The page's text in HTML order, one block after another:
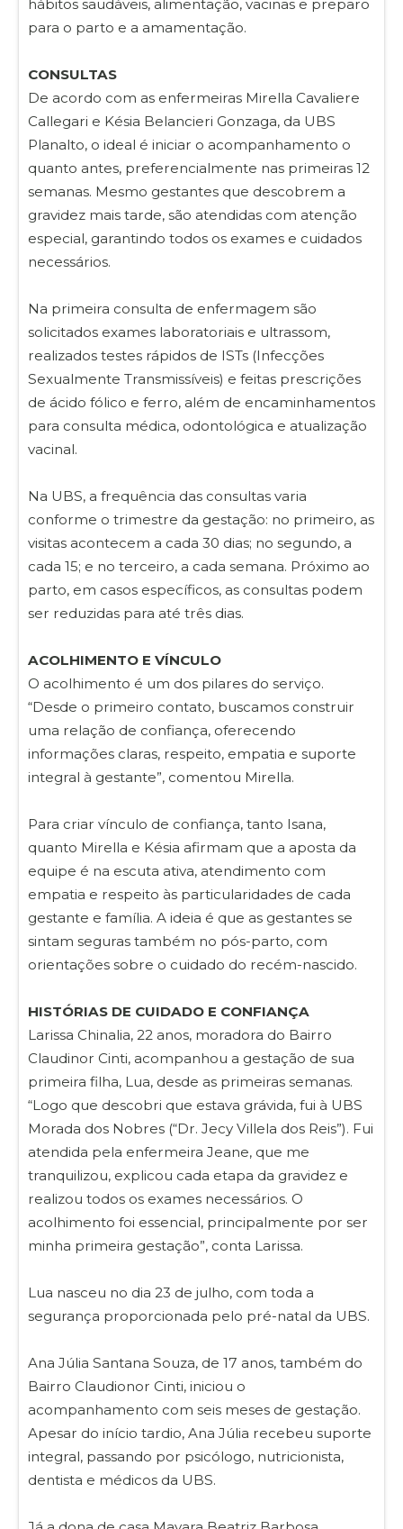
hábitos saudáveis, alimentação, vacinas e preparo
para o parto e a amamentação.
CONSULTAS
De acordo com as enfermeiras Mirella Cavaliere
Callegari e Késia Belancieri Gonzaga, da UBS
Planalto, o ideal é iniciar o acompanhamento o
quanto antes, preferencialmente nas primeiras 12
semanas. Mesmo gestantes que descobrem a
gravidez mais tarde, são atendidas com atenção
especial, garantindo todos os exames e cuidados
necessários.
Na primeira consulta de enfermagem são
solicitados exames laboratoriais e ultrassom,
realizados testes rápidos de ISTs (Infecções
Sexualmente Transmissíveis) e feitas prescrições
de ácido fólico e ferro, além de encaminhamentos
para consulta médica, odontológica e atualização
vacinal.
Na UBS, a frequência das consultas varia
conforme o trimestre da gestação: no primeiro, as
visitas acontecem a cada 30 dias; no segundo, a
cada 15; e no terceiro, a cada semana. Próximo ao
parto, em casos específicos, as consultas podem
ser reduzidas para até três dias.
ACOLHIMENTO E VÍNCULO
O acolhimento é um dos pilares do serviço.
“Desde o primeiro contato, buscamos construir
uma relação de confiança, oferecendo
informações claras, respeito, empatia e suporte
integral à gestante”, comentou Mirella.
Para criar vínculo de confiança, tanto Isana,
quanto Mirella e Késia afirmam que a aposta da
equipe é na escuta ativa, atendimento com
empatia e respeito às particularidades de cada
gestante e família. A ideia é que as gestantes se
sintam seguras também no pós-parto, com
orientações sobre o cuidado do recém-nascido.
HISTÓRIAS DE CUIDADO E CONFIANÇA
Larissa Chinalia, 22 anos, moradora do Bairro
Claudinor Cinti, acompanhou a gestação de sua
primeira filha, Lua, desde as primeiras semanas.
“Logo que descobri que estava grávida, fui à UBS
Morada dos Nobres (“Dr. Jecy Villela dos Reis”). Fui
atendida pela enfermeira Jeane, que me
tranquilizou, explicou cada etapa da gravidez e
realizou todos os exames necessários. O
acolhimento foi essencial, principalmente por ser
minha primeira gestação”, conta Larissa.
Lua nasceu no dia 23 de julho, com toda a
segurança proporcionada pelo pré-natal da UBS.
Ana Júlia Santana Souza, de 17 anos, também do
Bairro Claudionor Cinti, iniciou o
acompanhamento com seis meses de gestação.
Apesar do início tardio, Ana Júlia recebeu suporte
integral, passando por psicólogo, nutricionista,
dentista e médicos da UBS.